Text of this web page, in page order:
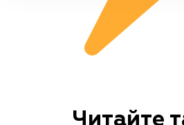
Читайте